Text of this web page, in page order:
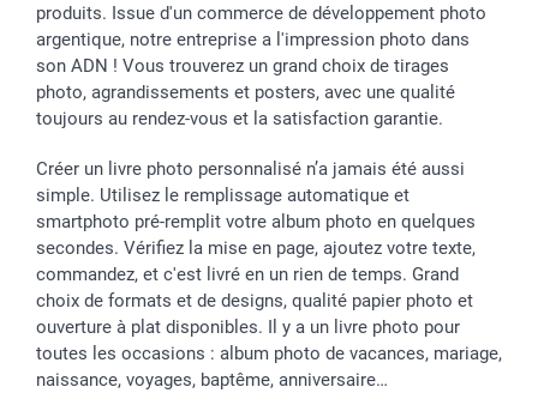
produits. Issue d'un commerce de développement photo
argentique, notre entreprise a l'impression photo dans
son ADN ! Vous trouverez un grand choix de tirages
photo, agrandissements et posters, avec une qualité
toujours au rendez-vous et la satisfaction garantie.
Créer un livre photo personnalisé n’a jamais été aussi
simple. Utilisez le remplissage automatique et
smartphoto pré-remplit votre album photo en quelques
secondes. Vérifiez la mise en page, ajoutez votre texte,
commandez, et c'est livré en un rien de temps. Grand
choix de formats et de designs, qualité papier photo et
ouverture à plat disponibles. Il y a un livre photo pour
toutes les occasions : album photo de vacances, mariage,
naissance, voyages, baptême, anniversaire…